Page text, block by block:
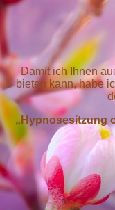
Damit ich Ihnen
bieten kann, habe
„Hypnosesitzung